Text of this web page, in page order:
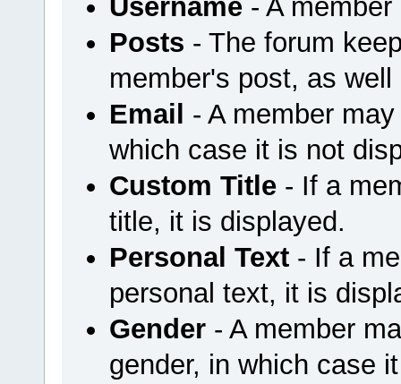
Username- A member
Posts - The forum
member's post, as
Email - A member
which case it is not
Custom Title- If a
title, it is displayed.
Personal Text- If a
personal text, it is
Gender- A member
gender, in which case